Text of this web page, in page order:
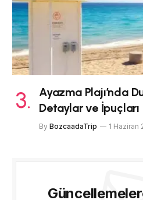
Ayazma Plajı’nda
Detaylar ve İpuçları
By BozcaadaTrip 1 Haziran